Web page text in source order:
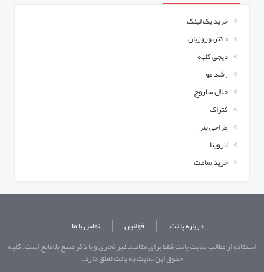
خرید بک لینک
دکترنوروزیان
دیجی کلبه
رشد مو
حلال ساروج
کتراک
طراحی بنر
لاروینا
خرید ساعت
درباره پا نت; قوانین
تماس با ما
استفاده از مطالب سايت پانت فقط برای مقاصد غیر تجاری و با ذکر منبع بلامانع است. کليه
حقوق اين سايت به پانتتعلق دارد.